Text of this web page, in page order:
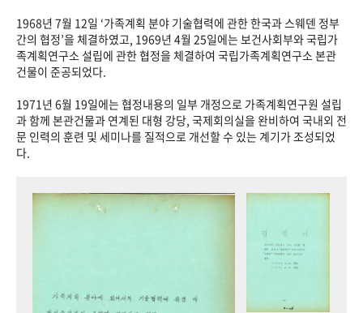
성과 50선 숫자로 보는 50년 50+1주년 광장
세계와 함께 한 KIHASA
VR 역사관
1968년 7월 12일 ‘가족계획 분야 기술협력에 관한 한국과 스웨덴 정부
간의 협정’을 체결하였고, 1969년 4월 25일에는 보건사회부와 국립가
족계획연구소 설립에 관한 협정을 체결하여 국립가족계획연구소 본관
건물이 준공되었다.
1971년 6월 19일에는 협정내용의 일부 개정으로 가족계획연구원 설립
과 함께 본관건물과 연계된 대형 강당, 국제회의실을 완비하여 국내외 전
문 인력의 훈련 및 세미나를 질적으로 개선할 수 있는 계기가 조성되었
다.